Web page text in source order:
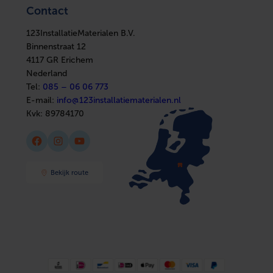
Installatiemateriaal
Afbouwmaterialen
Ventilatie
Boilers
Elektra
Installatiemateriaal
Sanitair
Afbouwmaterialen
Contact
123InstallatieMaterialen B.V.
Binnenstraat 12
4117 GR Erichem
Nederland
Tel: 085 – 06 06 773
E-mail: info@123installatiematerialen.nl
Kvk: 89784170
Facebook Instagram YouTube
Bekijk route